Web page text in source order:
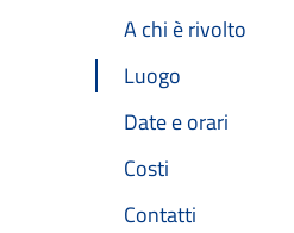
A chi è rivolto
Luogo
Date e orari
Costi
Contatti